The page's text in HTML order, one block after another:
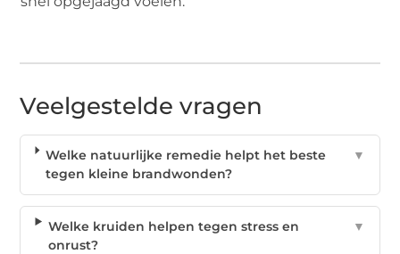
Veelgestelde vragen
Welke natuurlijke remedie helpt het beste
tegen kleine brandwonden?
▼
Welke kruiden helpen tegen stress en
onrust?
▼